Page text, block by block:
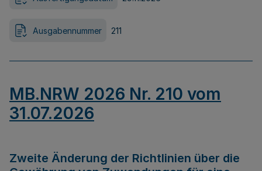
Ausgabennummer 211
MB.NRW 2026 Nr. 210 vom
31.07.2026
Zweite Änderung der Richtlinien über die